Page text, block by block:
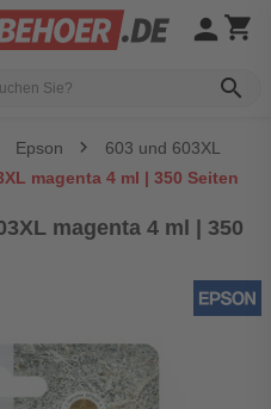
search
person shopping_cart
Epson
603 und 603XL
magenta 4 ml | 350 Seiten
magenta 4 ml | 350